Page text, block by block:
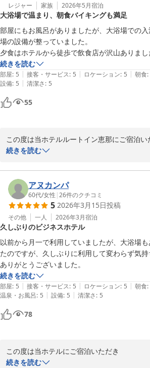
ルートイン恵那　伊藤
ホテルルートイン恵那
2026-06-26
レジャー 家族 2026年5月宿泊
大浴場で温まり、朝食バイキングも満足
部屋にもお風呂がありましたが、大浴場での
場の設備が整っていました。
夕食はホテルから徒歩で飲食店が沢山ありまし
続きを読む
部屋: 5 | 接客・サービス: 5 | ロケーション: 5 | 朝食:
設備: 5 | 清潔さ: 5
55
この度は当ホテルルートイン恵那にご宿泊い
うございます。
すので、そこをお褒めいただけたことは大
また当ホテルは恵那市内の中でも飲食店や
すので、続けてお泊りいただく場合でも飽き
様からお話しいただいております。
ぜひまたこちらにいらっしゃる際には、当ホ
ますよう、お願い申し上げます。
お忙しい中、貴重なご意見を賜り、ありが
ホテルルートイン恵那
フロント　藤田
ホテルルートイン恵那
2026-05-07
続きを読む
アヌカンパ
60代/女性 |26件のクチコミ
5 2026年3月15日投稿
その他 一人 2026年3月宿泊
久しぶりのビジネスホテル
以前から月一で利用していましたが、大浴場
たのですが、久しぶりに利用して変わらず気持
ありがとうございました。
続きを読む
部屋: 5 | 接客・サービス: 5 | ロケーション: 5 | 朝食:
温泉・お風呂: 5 | 設備: 5 | 清潔さ: 5
78
この度は当ホテルにご宿泊いただき
誠にありがとうございます。
続きを読む